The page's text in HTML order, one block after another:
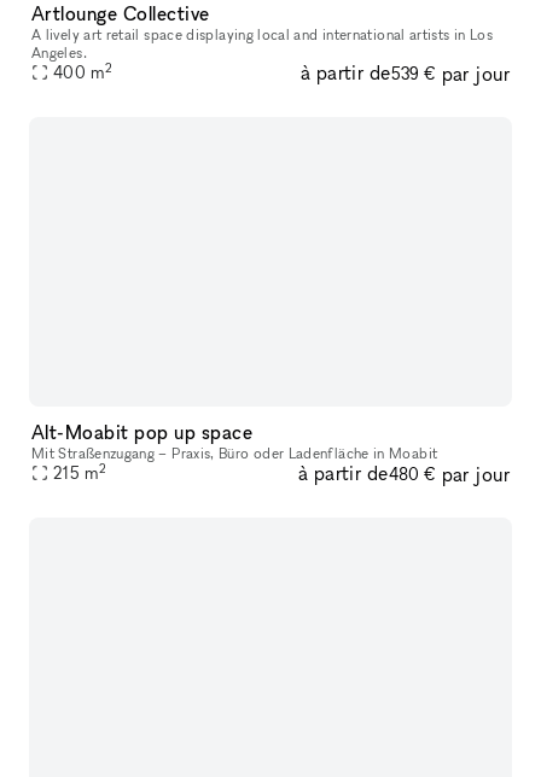
Artlounge Collective
A lively art retail space displaying local and international artists in Los
Angeles.
400 m2 à partir de539 € par jour
Alt-Moabit pop up space
Mit Straßenzugang – Praxis, Büro oder Ladenfläche in Moabit
215 m2 à partir de480 € par jour